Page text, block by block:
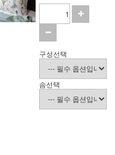
구성선택
솜선택